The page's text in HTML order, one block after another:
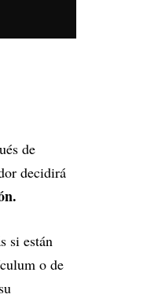
de
decidirá
si están
o de